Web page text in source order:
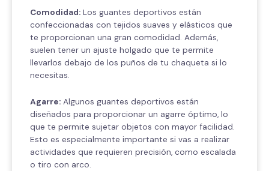
Comodidad: Los guantes deportivos están
confeccionadas con tejidos suaves y elásticos que
te proporcionan una gran comodidad. Además,
suelen tener un ajuste holgado que te permite
llevarlos debajo de los puños de tu chaqueta si lo
necesitas.
Agarre: Algunos guantes deportivos están
diseñados para proporcionar un agarre óptimo, lo
que te permite sujetar objetos con mayor facilidad.
Esto es especialmente importante si vas a realizar
actividades que requieren precisión, como escalada
o tiro con arco.